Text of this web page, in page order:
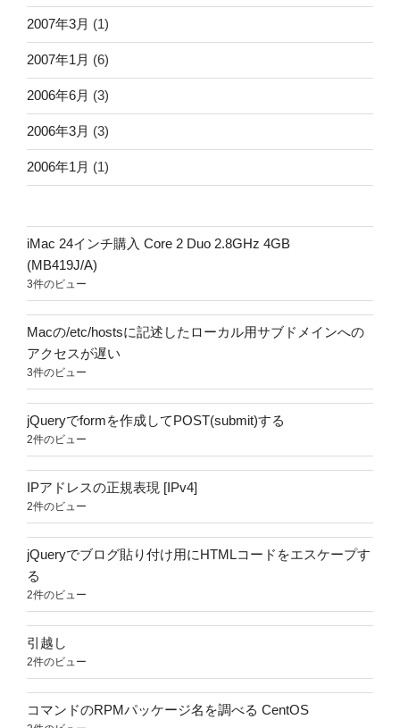
2007年3月 (1)
2007年1月 (6)
2006年6月 (3)
2006年3月 (3)
2006年1月 (1)
iMac 24インチ購入 Core 2 Duo 2.8GHz 4GB
(MB419J/A)
3件のビュー
Macの/etc/hostsに記述したローカル用サブドメインへの
アクセスが遅い
3件のビュー
jQueryでformを作成してPOST(submit)する
2件のビュー
IPアドレスの正規表現 [IPv4]
2件のビュー
jQueryでブログ貼り付け用にHTMLコードをエスケープす
る
2件のビュー
引越し
2件のビュー
コマンドのRPMパッケージ名を調べる CentOS